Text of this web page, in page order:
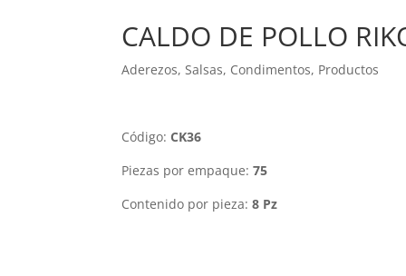
CALDO DE POLLO
Aderezos, Salsas, Condimentos, Productos
Código:CK36
Piezas por empaque:75
Contenido por pieza:8 Pz